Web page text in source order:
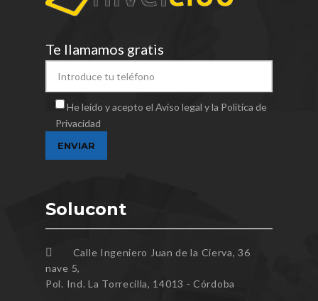
Te llamamos gratis
He leído y acepto el Aviso legal y la Política de
Privacidad
Solucont
Calle Ingeniero Juan de la Cierva, 36
nave 5,
Pol. Ind. La Torrecilla, 14013 - Córdoba